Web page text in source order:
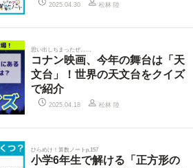
2025.04.30 松林 陸
思い出しちまったぜ……
コナン映画、今年の舞台は「天
文台」！世界の天文台をクイズ
で紹介
2025.04.18 松林 陸
ひらめけ！算数ノートp.157
小学6年生で解ける「正方形の